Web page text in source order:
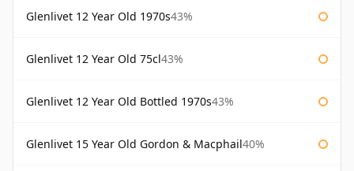
Glenlivet 12 Year Old 1970s43%
Glenlivet 12 Year Old 75cl43%
Glenlivet 12 Year Old Bottled 1970s43%
Glenlivet 15 Year Old Gordon & Macphail40%